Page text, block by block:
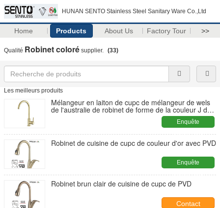
HUNAN SENTO Stainless Steel Sanitary Ware Co.,Ltd
Home Products About Us Factory Tour >>
Qualité Robinet coloré supplier. (33)
Les meilleurs produits
Mélangeur en laiton de cupc de mélangeur de wels
de l'australie de robinet de forme de la couleur J du
robinet d'eau du filigrane 316 Ss304
Enquête
maintenant
Robinet de cuisine de cupc de couleur d'or avec PVD
Enquête
maintenant
Robinet brun clair de cuisine de cupc de PVD
Contact